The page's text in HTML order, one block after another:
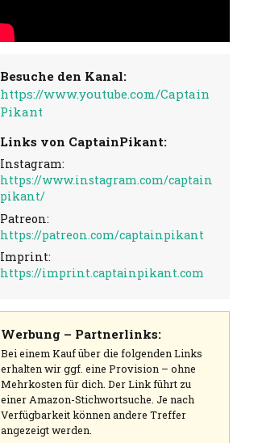
Besuche den Kanal:
https://www.youtube.com/Captain
Pikant
Links von CaptainPikant:
Instagram:
https://www.instagram.com/captain
pikant/
Patreon:
https://patreon.com/captainpikant
Imprint:
https://imprint.captainpikant.com
Werbung – Partnerlinks:
Bei einem Kauf über die folgenden Links
erhalten wir ggf. eine Provision – ohne
Mehrkosten für dich. Der Link führt zu
einer Amazon-Stichwortsuche. Je nach
Verfügbarkeit können andere Treffer
angezeigt werden.